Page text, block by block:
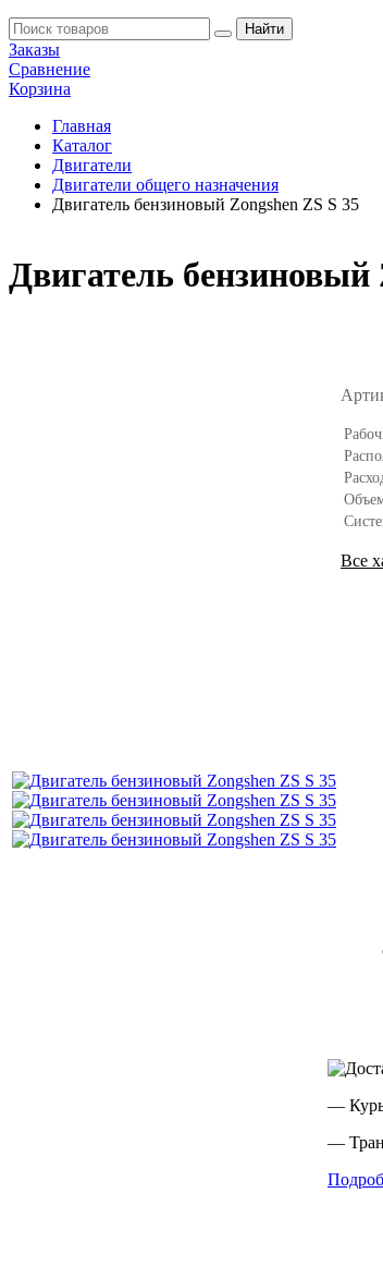
Заказы
Сравнение
Корзина
Главная
Каталог
Двигатели
Двигатели общего назначения
Двигатель бензиновый Zongshen ZS S 35
Двигатель бензиновый
Все
—
—